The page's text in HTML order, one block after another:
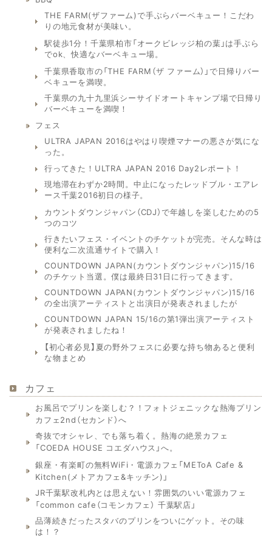
THE FARM(ザファーム)で手ぶらバーベキュー！こだわ
りの地元食材が美味い。
駅徒歩1分！千葉県柏市「オークビレッジ柏の葉」は手ぶら
でok、快適なバーベキュー場。
千葉県香取市の「THE FARM（ザ ファーム）」で日帰りバー
ベキューを満喫。
千葉県の九十九里浜シーサイドオートキャンプ場で日帰り
バーベキューを満喫！
フェス
ULTRA JAPAN 2016はやはり喫煙マナーの悪さが気にな
った。
行ってきた！ULTRA JAPAN 2016 Day2レポート！
現地滞在わずか2時間。中止になったレッドブル・エアレ
ース千葉2016初日の様子。
カウントダウンジャパン（CDJ）で年越しを楽しむための5
つのコツ
行きたいフェス・イベントのチケットが完売。そんな時は
便利な二次流通サイトで購入！
COUNTDOWN JAPAN(カウントダウンジャパン)15/16
のチケット当選。僕は最終日31日に行ってきます。
COUNTDOWN JAPAN(カウントダウンジャパン)15/16
の全出演アーティストと出演日が発表されましたが
COUNTDOWN JAPAN 15/16の第1弾出演アーティスト
が発表されましたね！
【初心者必見】夏の野外フェスに必要な持ち物あると便利
な物まとめ
カフェ
お風呂でプリンを楽しむ？！フォトジェニックな熱海プリン
カフェ2nd（セカンド）へ
奇抜でオシャレ、でも落ち着く。熱海の絶景カフェ
「COEDA HOUSE コエダハウス」へ。
銀座・有楽町の無料WiFi・電源カフェ「METoA Cafe &
Kitchen(メトアカフェ&キッチン)」
JR千葉駅改札内とは思えない！雰囲気のいい電源カフェ
「common cafe（コモンカフェ） 千葉駅店」
品薄続きだったスタバのプリンをついにゲット。その味
は！？